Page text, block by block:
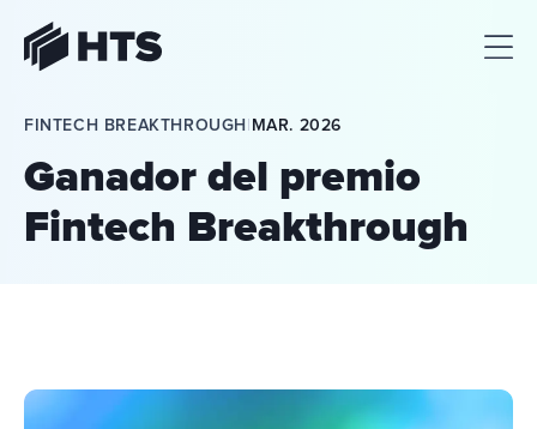
FINTECH BREAKTHROUGH MAR. 2026
Ganador del premio
Fintech Breakthrough